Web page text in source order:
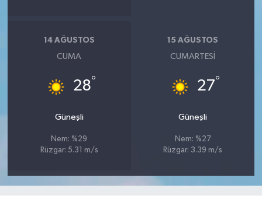
14 AĞUSTOS
CUMA
28°
Güneşli
Nem: %29
Rüzgar: 5.31 m/s
15 AĞUSTOS
CUMARTESI
27°
Güneşli
Nem: %27
Rüzgar: 3.39 m/s